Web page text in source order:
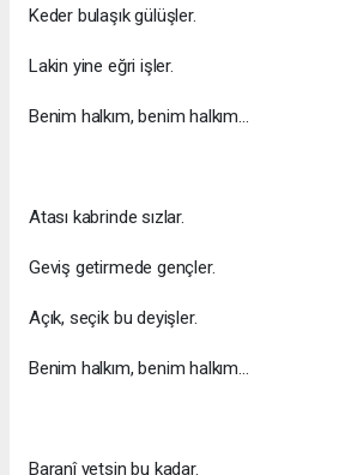
Keder bulaşık gülüşler.
Lakin yine eğri işler.
Benim halkım, benim halkım...
Atası kabrinde sızlar.
Geviş getirmede gençler.
Açık, seçik bu deyişler.
Benim halkım, benim halkım...
Baranî yetsin bu kadar.